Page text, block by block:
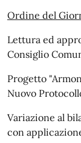
Ordine del
Lettura ed
Consiglio
Progetto
Nuovo
Variazione al
con